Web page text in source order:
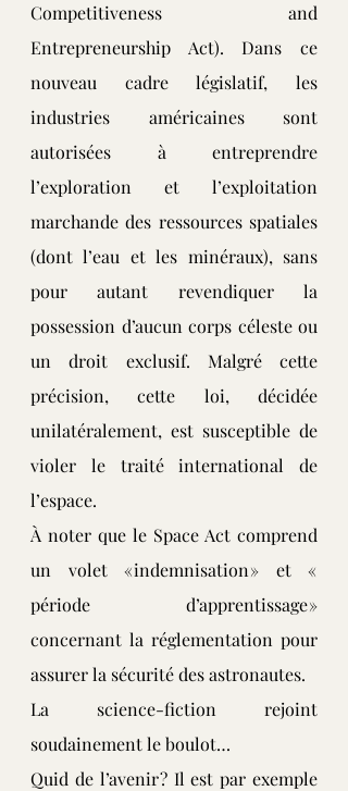
Competitiveness and
Entrepreneurship Act). Dans ce
nouveau cadre législatif, les
industries américaines sont
autorisées à entreprendre
l’exploration et l’exploitation
marchande des ressources spatiales
(dont l’eau et les minéraux), sans
pour autant revendiquer la
possession d’aucun corps céleste ou
un droit exclusif. Malgré cette
précision, cette loi, décidée
unilatéralement, est susceptible de
violer le traité international de
l’espace.
À noter que le Space Act comprend
un volet « indemnisation » et «
période d’apprentissage »
concernant la réglementation pour
assurer la sécurité des astronautes.
La science-fiction rejoint
soudainement le boulot…
Quid de l’avenir ? Il est par exemple